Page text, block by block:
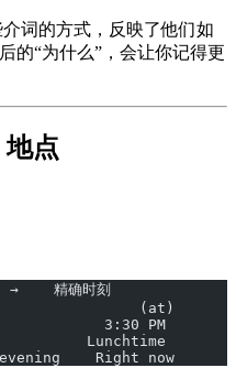
词的方式，反映了他们如
的“为什么”，会让你记得更
地点
→    精确时刻
(at)
3:30 PM
Lunchtime
Right now